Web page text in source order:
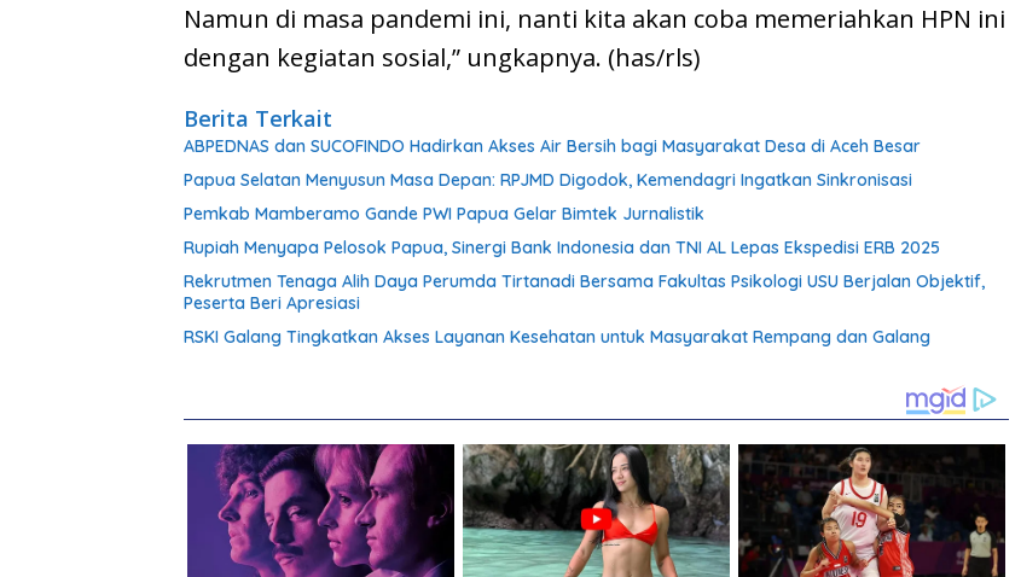
Namun di masa pandemi ini, nanti kita akan coba memeriahkan HPN ini
dengan kegiatan sosial,” ungkapnya. (has/rls)
Berita Terkait
ABPEDNAS dan SUCOFINDO Hadirkan Akses Air Bersih bagi Masyarakat Desa di Aceh Besar
Papua Selatan Menyusun Masa Depan: RPJMD Digodok, Kemendagri Ingatkan Sinkronisasi
Pemkab Mamberamo Gande PWI Papua Gelar Bimtek Jurnalistik
Rupiah Menyapa Pelosok Papua, Sinergi Bank Indonesia dan TNI AL Lepas Ekspedisi ERB 2025
Rekrutmen Tenaga Alih Daya Perumda Tirtanadi Bersama Fakultas Psikologi USU Berjalan Objektif,
Peserta Beri Apresiasi
RSKI Galang Tingkatkan Akses Layanan Kesehatan untuk Masyarakat Rempang dan Galang